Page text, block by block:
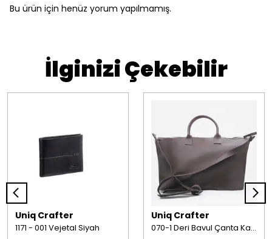
Bu ürün için henüz yorum yapılmamış.
İlginizi Çekebilir
Uniq Crafter
1171 - 001 Vejetal Siyah
Uniq Crafter
070-1 Deri Bavul Çanta Kahverengi